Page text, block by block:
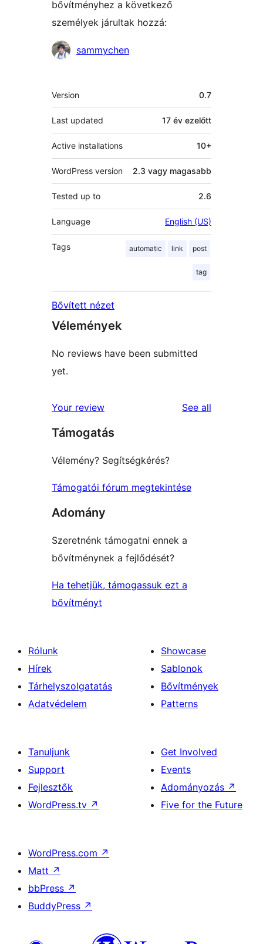
bővítményhez a következő
személyek járultak hozzá:
Közreműködők
sammychen
Meta
Version 0.7
Last updated 17 év ezelőtt
Active installations 10+
WordPress version 2.3 vagy magasabb
Tested up to 2.6
Language English (US)
Tags automatic link post
tag
Bővített nézet
Vélemények
No reviews have been submitted
yet.
Your review See all
Támogatás
Vélemény? Segítségkérés?
Támogatói fórum megtekintése
Adomány
Szeretnénk támogatni ennek a
bővítménynek a fejlődését?
Ha tehetjük, támogassuk ezt a
bővítményt
Rólunk
Hírek
Tárhelyszolgatatás
Adatvédelem
Showcase
Sablonok
Bővítmények
Patterns
Tanuljunk
Support
Fejlesztők
WordPress.tv ↗
Get Involved
Events
Adományozás ↗
Five for the Future
WordPress.com ↗
Matt ↗
bbPress ↗
BuddyPress ↗